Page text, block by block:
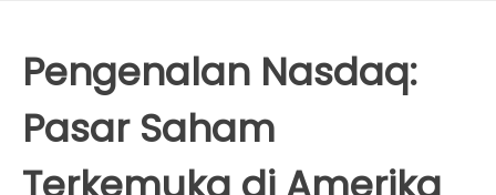
Pengenalan Nasdaq:
Pasar Saham